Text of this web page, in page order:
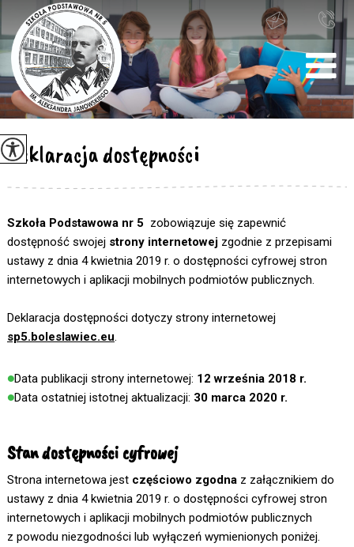
Deklaracja dostępności
Szkoła Podstawowa nr 5 zobowiązuje się zapewnić
dostępność swojej strony internetowejzgodnie z przepisami
ustawy z dnia 4 kwietnia 2019 r. o dostępności cyfrowej stron
internetowych i aplikacji mobilnych podmiotów publicznych.
Deklaracja dostępności dotyczy strony internetowej
sp5.boleslawiec.eu.
Data publikacji strony internetowej: 12 września 2018 r.
Data ostatniej istotnej aktualizacji: 30 marca 2020 r.
Stan dostępności cyfrowej
Strona internetowa jest częściowo zgodnaz załącznikiem do
ustawy z dnia 4 kwietnia 2019 r. o dostępności cyfrowej stron
internetowych i aplikacji mobilnych podmiotów publicznych
z powodu niezgodności lub wyłączeń wymienionych poniżej.